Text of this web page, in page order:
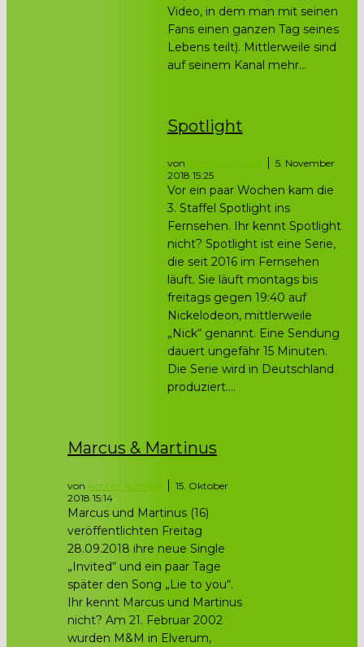
Video, in dem man mit seinen
Fans einen ganzen Tag seines
Lebens teilt). Mittlerweile sind
auf seinem Kanal mehr...
Spotlight
von
5. November
2018 15:25
Vor ein paar Wochen kam die
3. Staffel Spotlight ins
Fernsehen. Ihr kennt Spotlight
nicht? Spotlight ist eine Serie,
die seit 2016 im Fernsehen
läuft. Sie läuft montags bis
freitags gegen 19:40 auf
Nickelodeon, mittlerweile
„Nick“ genannt. Eine Sendung
dauert ungefähr 15 Minuten.
Die Serie wird in Deutschland
produziert....
Marcus & Martinus
von Amber Schnabl
15. Oktober
2018 15:14
Marcus und Martinus (16)
veröffentlichten Freitag
28.09.2018 ihre neue Single
„Invited“ und ein paar Tage
später den Song „Lie to you“.
Ihr kennt Marcus und Martinus
nicht? Am 21. Februar 2002
wurden M&M in Elverum,